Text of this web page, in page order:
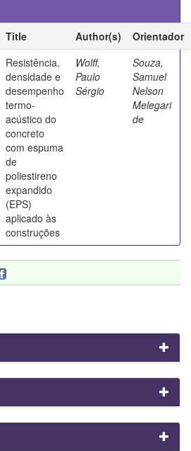
Title Author(s)
Orientador
Resistência,
densidade e
desempenho
termo-
acústico do
concreto
com espuma
de
poliestireno
expandido
(EPS)
aplicado às
construções
Wolff,
Paulo
Sérgio
Souza,
Samuel
Nelson
Melegari
de